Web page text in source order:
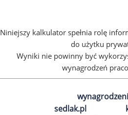
Niniejszy kalkulator spełnia rolę
do użytku
Wyniki nie powinny być
wynagrodzeń
sedlak.pl